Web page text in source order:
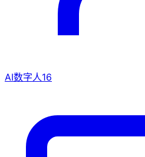
AI数字人16